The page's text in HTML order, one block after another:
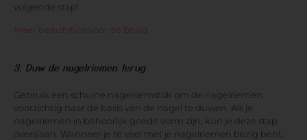
volgende stap!
Meer beautytips voor de bruid
3. Duw de nagelriemen terug
Gebruik een schuine nagelriemstok om de nagelriemen
voorzichtig naar de basis van de nagel te duwen. Als je
nagelriemen in behoorlijk goede vorm zijn, kun je deze stap
overslaan. Wanneer je te veel met je nagelriemen bezig bent,